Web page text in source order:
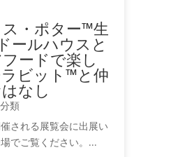
・ポター™生
ールハウスと
ードで楽し
ビット™と仲
なし
類
される展覧会に出展い
でご覧ください。...